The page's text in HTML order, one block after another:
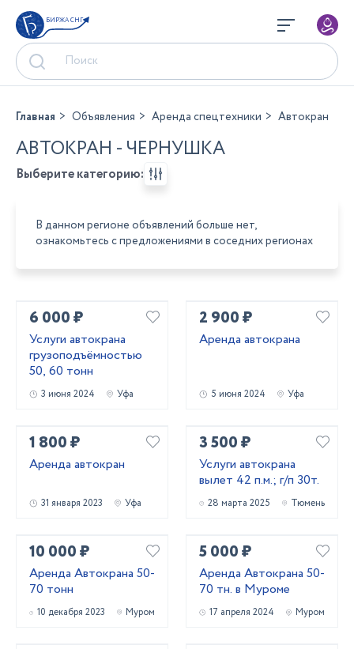
БИРЖА СНГ
Главная Объявления Аренда спецтехники Автокран
АВТОКРАН - ЧЕРНУШКА
Выберите категорию:
В данном регионе объявлений больше нет,
ознакомьтесь с предложениями в соседних регионах
6 000 ₽
Услуги автокрана
грузоподъёмностью
50, 60 тонн
3 июня 2024 Уфа
2 900 ₽
Аренда автокрана
5 июня 2024 Уфа
1 800 ₽
Аренда автокран
31 января 2023 Уфа
3 500 ₽
Услуги автокрана
вылет 42 п.м.; г/п 30т.
28 марта 2025 Тюмень
10 000 ₽
Аренда Автокрана 50-
70 тонн
10 декабря 2023 Муром
5 000 ₽
Аренда Автокрана 50-
70 тн. в Муроме
17 апреля 2024 Муром